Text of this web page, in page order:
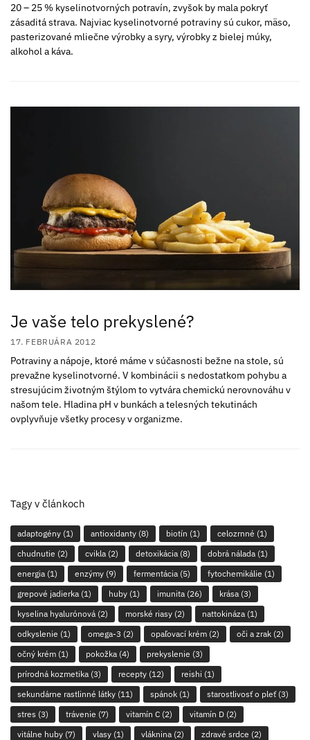
20 – 25 % kyselinotvorných potravín, zvyšok by mala pokryť
zásaditá strava. Najviac kyselinotvorné potraviny sú cukor, mäso,
pasterizované mliečne výrobky a syry, výrobky z bielej múky,
alkohol a káva.
Je vaše telo prekyslené?
17. FEBRUÁRA 2012
Potraviny a nápoje, ktoré máme v súčasnosti bežne na stole, sú
prevažne kyselinotvorné. V kombinácii s nedostatkom pohybu a
stresujúcim životným štýlom to vytvára chemickú nerovnováhu v
našom tele. Hladina pH v bunkách a telesných tekutinách
ovplyvňuje všetky procesy v organizme.
Tagy v článkoch
adaptogény (1) antioxidanty (8) biotín (1) celozrnné (1)
chudnutie (2) cvikla (2) detoxikácia (8) dobrá nálada (1)
energia (1) enzýmy (9) fermentácia (5) fytochemikálie (1)
grepové jadierka (1) huby (1) imunita (26) krása (3)
kyselina hyalurónová (2) morské riasy (2) nattokináza (1)
odkyslenie (1) omega-3 (2) opaľovací krém (2) oči a zrak (2)
očný krém (1) pokožka (4) prekyslenie (3)
prírodná kozmetika (3) recepty (12) reishi (1)
sekundárne rastlinné látky (11) spánok (1) starostlivosť o pleť(3)
stres (3) trávenie (7) vitamín C (2) vitamín D (2)
vitálne huby (7) vlasy (1) vláknina (2) zdravé srdce (2)